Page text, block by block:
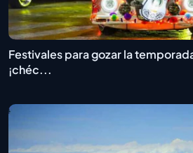
Festivales para gozar la
¡chéc...